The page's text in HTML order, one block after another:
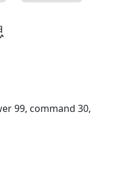
99, command 30,